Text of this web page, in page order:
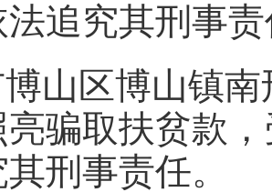
追究其刑事
山区博山镇
亮骗取扶贫款
刑事责任。